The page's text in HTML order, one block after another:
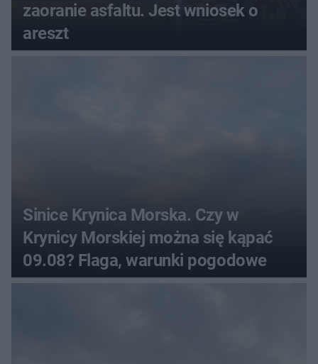
zaoranie asfaltu. Jest wniosek o
areszt
Sinice Krynica Morska. Czy w
Krynicy Morskiej można się kąpać
09.08? Flaga, warunki pogodowe